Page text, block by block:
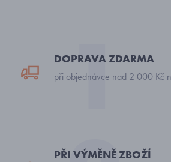
DOPRAVA ZDARMA
při objednávce nad 2 000 Kč
PŘI VÝMĚNĚ ZBOŽÍ